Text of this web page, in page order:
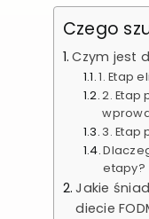
Czego
Czym jest
1. Etap
2. Etap
3. Etap
etapy?
Jakie
diecie